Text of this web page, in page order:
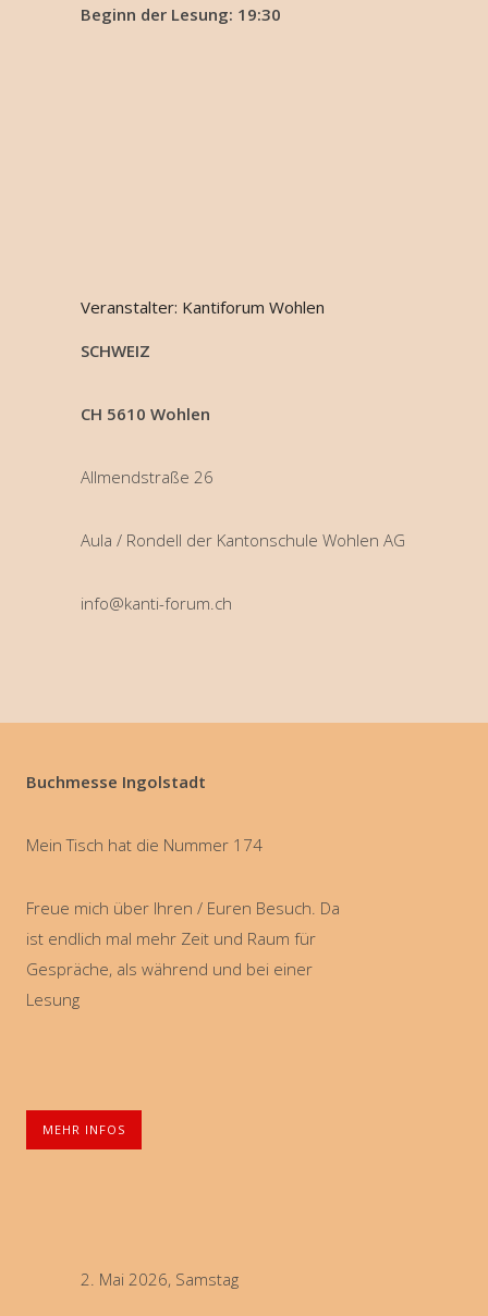
Beginn der Lesung: 19:30
Veranstalter: Kantiforum Wohlen
SCHWEIZ
CH 5610 Wohlen
Allmendstraße 26
Aula / Rondell der Kantonschule Wohlen AG
info@kanti-forum.ch
Buchmesse Ingolstadt
Mein Tisch hat die Nummer 174
Freue mich über Ihren / Euren Besuch. Da
ist endlich mal mehr Zeit und Raum für
Gespräche, als während und bei einer
Lesung
MEHR INFOS
2. Mai 2026, Samstag